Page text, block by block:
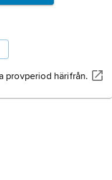
provperiod härifrån.